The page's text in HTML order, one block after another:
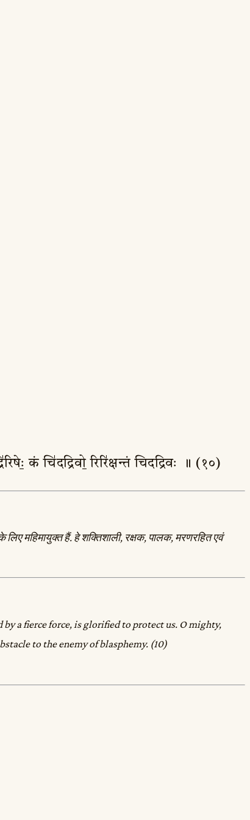
कं चि॑दद्रिवो॒ रिरि॑क्षन्तं चिदद्रिवः ॥ (१०)
लिए महिमायुक्त हैं. हे शक्तिशाली, रक्षक, पालक, मरणरहित एवं
a fierce force, is glorified to protect us. O mighty,
to the enemy of blasphemy. (10)